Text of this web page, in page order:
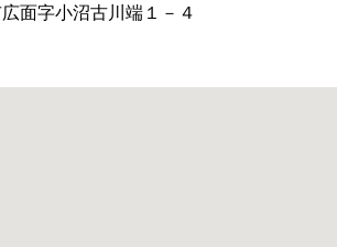
面字小沼古川端１－４